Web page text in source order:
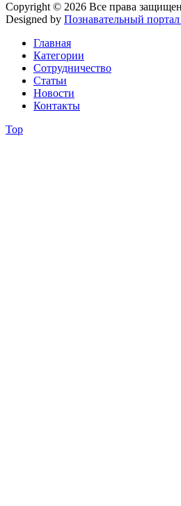
Copyright © 2026 Все права
Designed by Познавательный
Главная
Категории
Сотрудничество
Статьи
Новости
Контакты
Top